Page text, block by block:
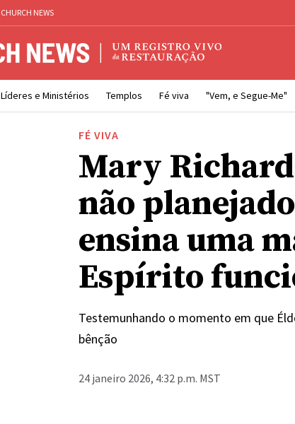
CHURCH NEWS
Líderes e Ministérios Templos Fé viva "Vem, e Segue-Me"
FÉ VIVA
Mary
não
ensina uma
Espírito
Testemunhando o momento em que
bênção
24 janeiro 2026, 4:32 p.m. MST